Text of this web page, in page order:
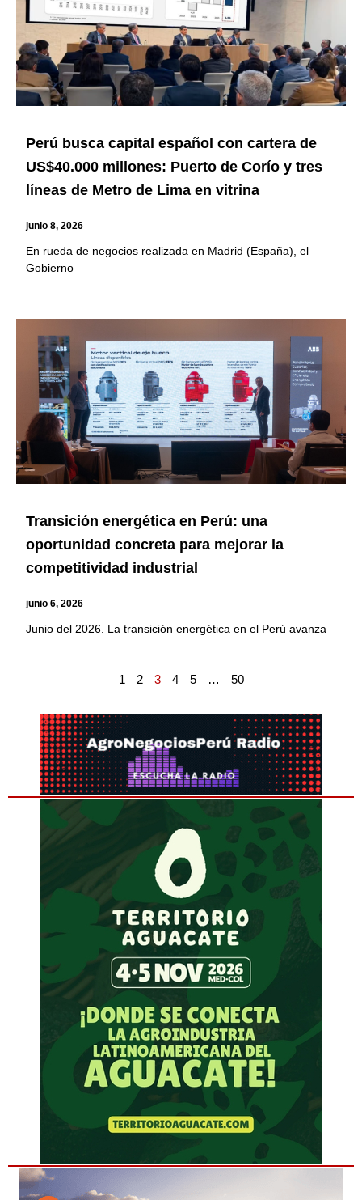
Perú busca capital español con cartera de
US$40.000 millones: Puerto de Corío y tres
líneas de Metro de Lima en vitrina
junio 8, 2026
En rueda de negocios realizada en Madrid (España), el
Gobierno
Transición energética en Perú: una
oportunidad concreta para mejorar la
competitividad industrial
junio 6, 2026
Junio del 2026. La transición energética en el Perú avanza
1 2 3 4 5 … 50